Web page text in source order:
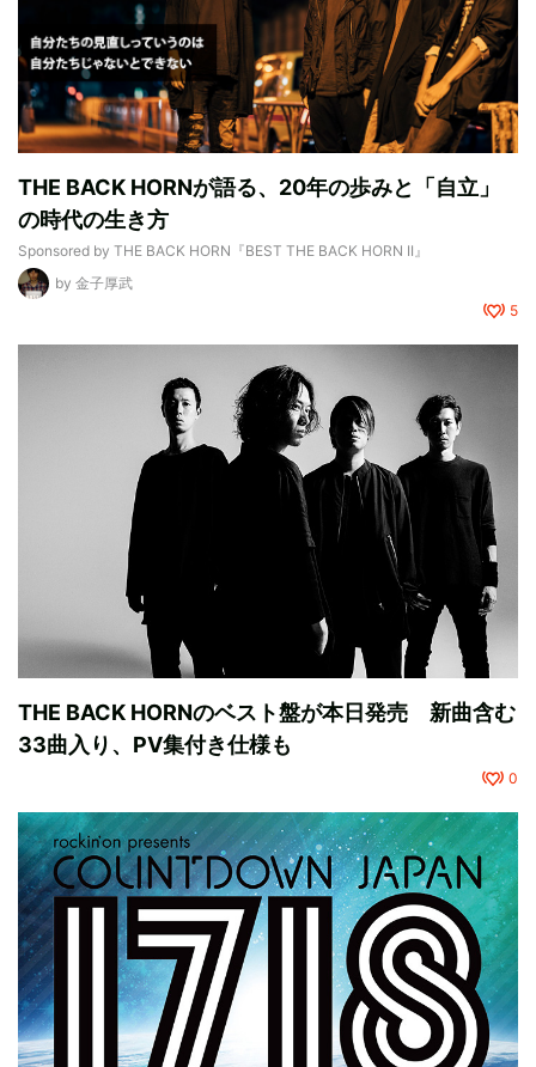
THE BACK HORNが語る、20年の歩みと「自立」
の時代の生き方
Sponsored by THE BACK HORN『BEST THE BACK HORN II』
by 金子厚武
5
THE BACK HORNのベスト盤が本日発売 新曲含む
33曲入り、PV集付き仕様も
0